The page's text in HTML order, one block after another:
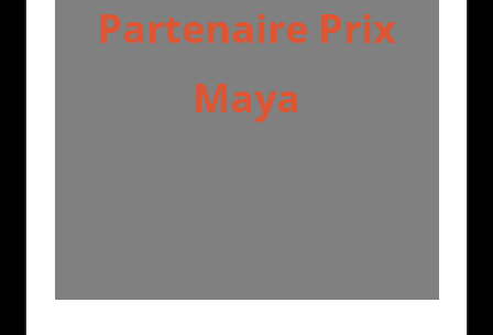
Partenaire Prix
Maya